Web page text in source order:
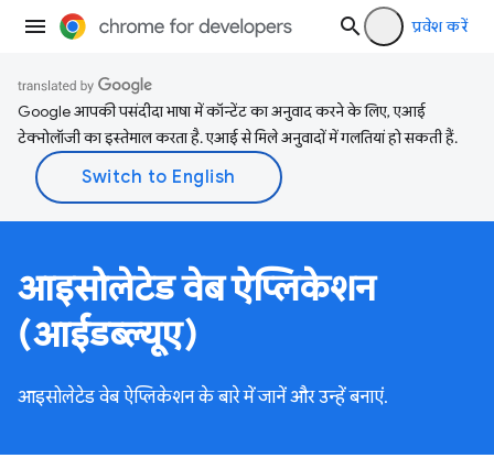
प्रवेश करें
Google आपकी पसंदीदा भाषा में कॉन्टेंट का अनुवाद करने के लिए, एआई
टेक्नोलॉजी का इस्तेमाल करता है. एआई से मिले अनुवादों में गलतियां हो सकती हैं.
आइसोलेटेड वेब ऐप्लिकेशन
(आईडब्ल्यूए)
आइसोलेटेड वेब ऐप्लिकेशन के बारे में जानें और उन्हें बनाएं.